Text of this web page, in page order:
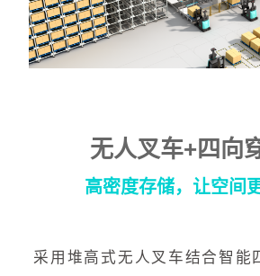
无人叉车+四向
高密度存储，让空间
采用堆高式无人叉车结合智能